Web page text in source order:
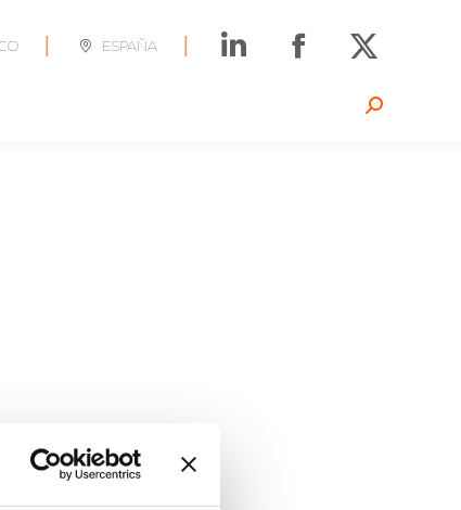
ESPAÑA
Search: